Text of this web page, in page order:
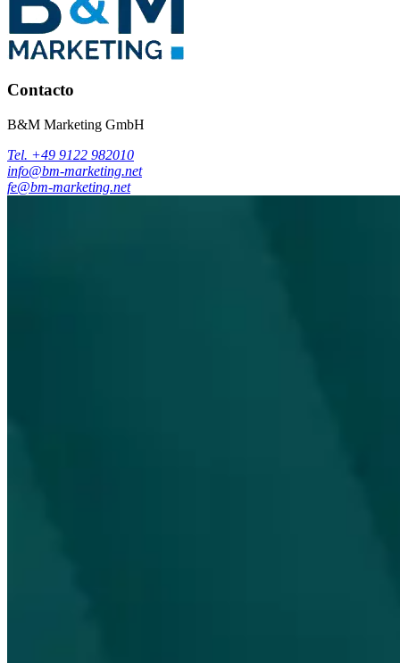
Contacto
B&M Marketing GmbH
Tel. +49 9122 982010
info@bm-marketing.net
fe@bm-marketing.net